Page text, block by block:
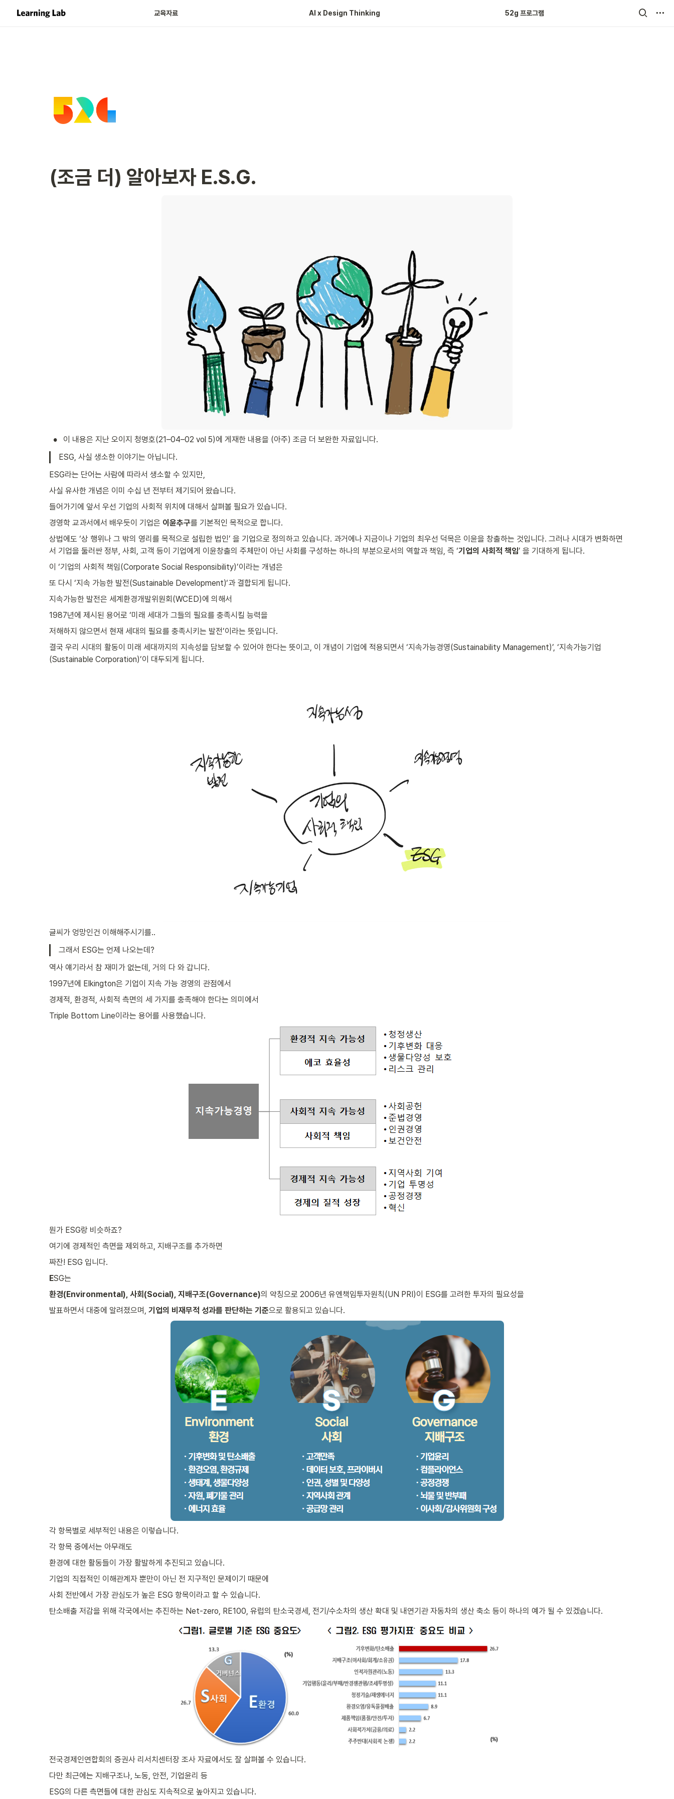
교육자료 AI x Design Thinking 52g 프로그램
52g 크루 튼튼쑥쑥
(조금 더) 알아보자 E.S.G.
•
이 내용은 지난 오이지 청명호(21–04–02 vol 5)에 게재한 내용을 (아주) 조금 더 보완한 자료입니다.
ESG, 사실 생소한 이야기는 아닙니다.
ESG라는 단어는 사람에 따라서 생소할 수 있지만,
사실 유사한 개념은 이미 수십 년 전부터 제기되어 왔습니다.
들어가기에 앞서 우선 기업의 사회적 위치에 대해서 살펴볼 필요가 있습니다.
경영학 교과서에서 배우듯이 기업은 이윤추구를 기본적인 목적으로 합니다.
상법에도 ‘상 행위나 그 밖의 영리를 목적으로 설립한 법인’ 을 기업으로 정의하고 있습니다. 과거에나 지금이나 기업의 최우선 덕목은 이윤을 창출하는 것입니다. 그러나 시대가 변화하면
서 기업을 둘러싼 정부, 사회, 고객 등이 기업에게 이윤창출의 주체만이 아닌 사회를 구성하는 하나의 부분으로서의 역할과 책임, 즉 ‘기업의 사회적 책임’ 을 기대하게 됩니다.
이 ‘기업의 사회적 책임(Corporate Social Responsibility)’이라는 개념은
또 다시 ‘지속 가능한 발전(Sustainable Development)‘과 결합되게 됩니다.
지속가능한 발전은 세계환경개발위원회(WCED)에 의해서
1987년에 제시된 용어로 ‘미래 세대가 그들의 필요를 충족시킬 능력을
저해하지 않으면서 현재 세대의 필요를 충족시키는 발전’이라는 뜻입니다.
결국 우리 시대의 활동이 미래 세대까지의 지속성을 담보할 수 있어야 한다는 뜻이고, 이 개념이 기업에 적용되면서 ‘지속가능경영(Sustainability Management)’, ‘지속가능기업
(Sustainable Corporation)’이 대두되게 됩니다.
글씨가 엉망인건 이해해주시기를..
그래서 ESG는 언제 나오는데?
역사 얘기라서 참 재미가 없는데, 거의 다 와 갑니다.
1997년에 Elkington은 기업이 지속 가능 경영의 관점에서
경제적, 환경적, 사회적 측면의 세 가지를 충족해야 한다는 의미에서
Triple Bottom Line이라는 용어를 사용했습니다.
뭔가 ESG랑 비슷하죠?
여기에 경제적인 측면을 제외하고, 지배구조를 추가하면
짜잔! ESG 입니다.
ESG는
환경(Environmental), 사회(Social), 지배구조(Governance)의 약칭으로 2006년 유엔책임투자원칙(UN PRI)이 ESG를 고려한 투자의 필요성을
발표하면서 대중에 알려졌으며, 기업의 비재무적 성과를 판단하는 기준으로 활용되고 있습니다.
각 항목별로 세부적인 내용은 이렇습니다.
각 항목 중에서는 아무래도
환경에 대한 활동들이 가장 활발하게 추진되고 있습니다.
기업의 직접적인 이해관계자 뿐만이 아닌 전 지구적인 문제이기 때문에
사회 전반에서 가장 관심도가 높은 ESG 항목이라고 할 수 있습니다.
탄소배출 저감을 위해 각국에서는 추진하는 Net-zero, RE100, 유럽의 탄소국경세, 전기/수소차의 생산 확대 및 내연기관 자동차의 생산 축소 등이 하나의 예가 될 수 있겠습니다.
전국경제인연합회의 증권사 리서치센터장 조사 자료에서도 잘 살펴볼 수 있습니다.
다만 최근에는 지배구조나, 노동, 안전, 기업윤리 등
ESG의 다른 측면들에 대한 관심도 지속적으로 높아지고 있습니다.